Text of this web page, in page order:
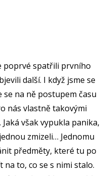
poprvé spatřili prvního
další. I když jsme se
se na ně postupem času
nás vlastně takovými
však vypukla panika,
zmizeli… Jednomu
předměty, které tu po
na to, co se s nimi stalo.